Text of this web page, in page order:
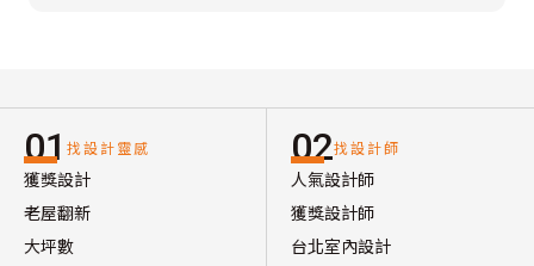
01 找設計靈感
獲獎設計
老屋翻新
大坪數
02找設計師
人氣設計師
獲獎設計師
台北室內設計